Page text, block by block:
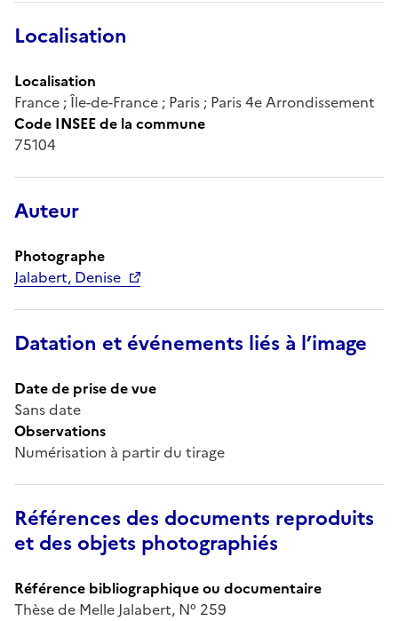
Localisation
Localisation
France ; Île-de-France ; Paris ; Paris 4e Arrondissement
Code INSEE de la commune
75104
Auteur
Photographe
Jalabert, Denise
Datation et événements liés à l’image
Date de prise de vue
Sans date
Observations
Numérisation à partir du tirage
Références des documents reproduits
et des objets photographiés
Référence bibliographique ou documentaire
Thèse de Melle Jalabert, N° 259